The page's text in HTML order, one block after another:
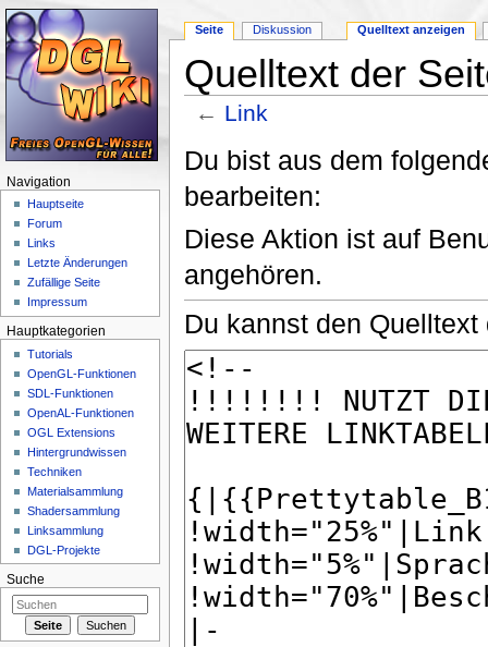
Quelltext der
← Link
Du bist aus dem
bearbeiten:
Diese Aktion ist auf
angehören.
Du kannst den
Seite Diskussion Quelltext anzeigen
Navigation
Hauptseite
Forum
Links
Letzte Änderungen
Zufällige Seite
Impressum
Hauptkategorien
Tutorials
OpenGL-Funktionen
SDL-Funktionen
OpenAL-Funktionen
OGL Extensions
Hintergrundwissen
Techniken
Materialsammlung
Shadersammlung
Linksammlung
DGL-Projekte
Suche